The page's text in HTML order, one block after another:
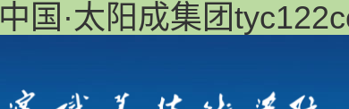
中国·太阳成集团